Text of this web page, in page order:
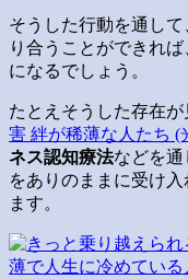
そうした行動を通し
り合うことができれ
になるでしょう。
たとえそうした存在が
害 絆が稀薄な人たち (
ネス認知療法などを通
をありのままに受け
ます。